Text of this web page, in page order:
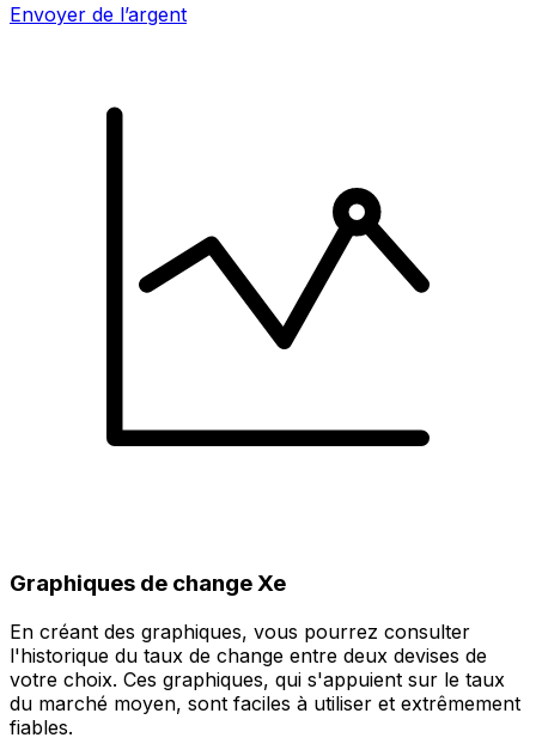
Envoyer de l’argent
Graphiques de change Xe
En créant des graphiques, vous pourrez consulter
l'historique du taux de change entre deux devises de
votre choix. Ces graphiques, qui s'appuient sur le taux
du marché moyen, sont faciles à utiliser et extrêmement
fiables.